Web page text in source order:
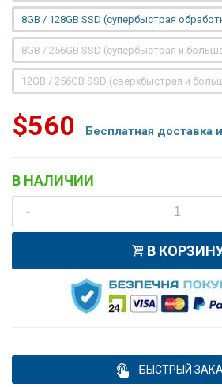
8GB / 128GB SSD (супербыстрая
8GB / 256GB SSD (супербыстрая и
12GB / 256GB SSD (сверхбыстрая и
$560 Бесплатная доставка
В НАЛИЧИИ
-
В
БЫСТРЫЙ